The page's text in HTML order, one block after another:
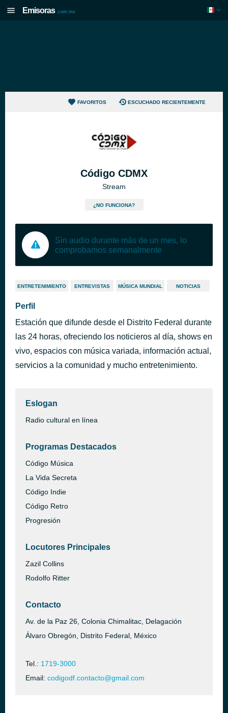
Emisoras .com.mx
FAVORITOS ESCUCHADO RECIENTEMENTE
Código CDMX
Stream
¿NO FUNCIONA?
Sin audio durante más de un mes, lo
comprobamos semanalmente
ENTRETENIMIENTO ENTREVISTAS MÚSICA MUNDIAL NOTICIAS
Perfil
Estación que difunde desde el Distrito Federal durante
las 24 horas, ofreciendo los noticieros al día, shows en
vivo, espacios con música variada, información actual,
servicios a la comunidad y mucho entretenimiento.
Eslogan
Radio cultural en línea
Programas Destacados
Código Música
La Vida Secreta
Código Indie
Código Retro
Progresión
Locutores Principales
Zazil Collins
Rodolfo Ritter
Contacto
Av. de la Paz 26, Colonia Chimalitac, Delagación
Álvaro Obregón, Distrito Federal, México
Tel.: 1719-3000
Email: codigodf.contacto@gmail.com